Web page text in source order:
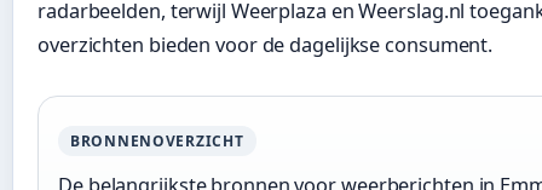
radarbeelden, terwijl Weerplaza en Weerslag.nl
overzichten bieden voor de dagelijkse consument.
BRONNENOVERZICHT